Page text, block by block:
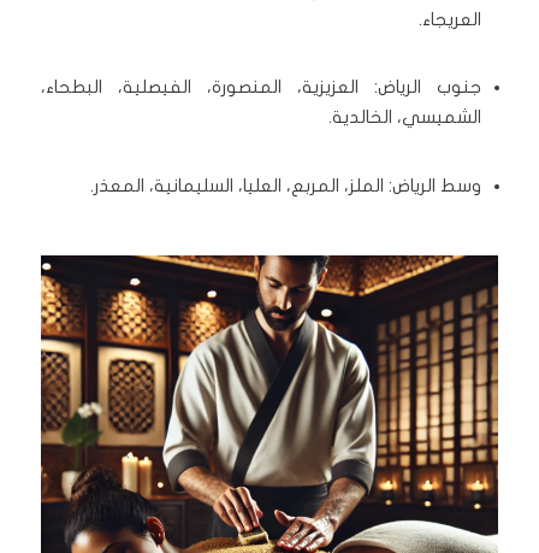
العريجاء.
جنوب الرياض: العزيزية، المنصورة، الفيصلية، البطحاء،
الشميسي، الخالدية.
وسط الرياض: الملز، المربع، العليا، السليمانية، المعذر.